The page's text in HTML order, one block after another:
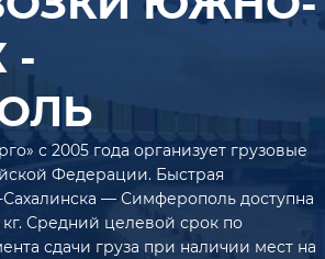
-
с 2005 года организует грузовые
Федерации. Быстрая
— Симферополь доступна
кг. Средний целевой срок по
сдачи груза при наличии мест на